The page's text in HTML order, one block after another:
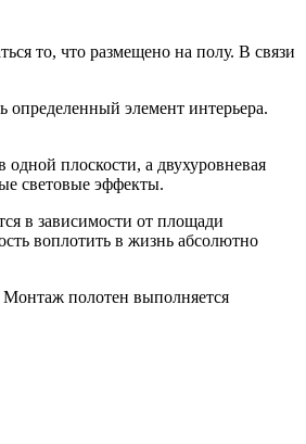
то, что размещено на полу. В связи
определенный элемент интерьера.
плоскости, а двухуровневая
световые эффекты.
в зависимости от площади
воплотить в жизнь абсолютно
Монтаж полотен выполняется